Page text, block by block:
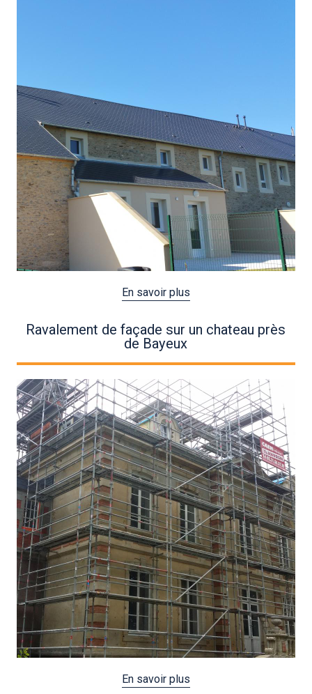
En savoir plus
Ravalement de façade sur un chateau près
de Bayeux
En savoir plus